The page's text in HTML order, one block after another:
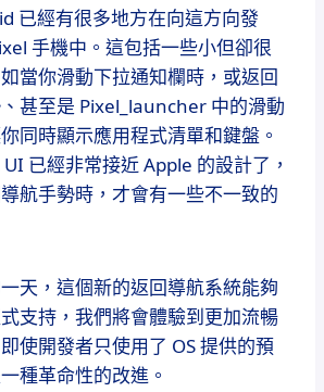
已經有很多地方在向這方向發
手機中。這包括一些小但卻很
當你滑動下拉通知欄時，或返回
甚至是 Pixel_launcher 中的滑動
同時顯示應用程式清單和鍵盤。
已經非常接近 Apple 的設計了，
航手勢時，才會有一些不一致的
天，這個新的返回導航系統能夠
支持，我們將會體驗到更加流暢
使開發者只使用了 OS 提供的預
種革命性的改進。